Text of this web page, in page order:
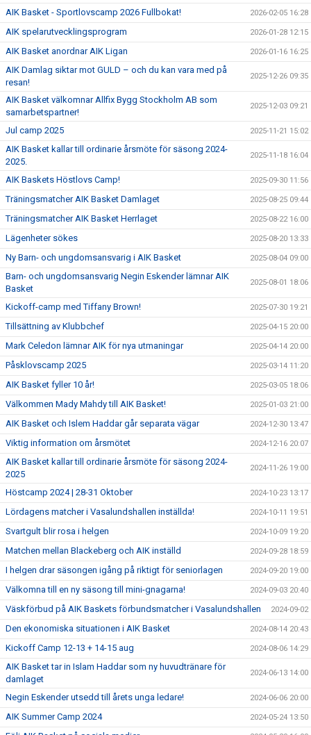
AIK Basket - Sportlovscamp 2026 Fullbokat! 2026-02-05 16:28
AIK spelarutvecklingsprogram 2026-01-28 12:15
AIK Basket anordnar AIK Ligan 2026-01-16 16:25
AIK Damlag siktar mot GULD – och du kan vara med på
resan!
2025-12-26 09:35
AIK Basket välkomnar Allfix Bygg Stockholm AB som
samarbetspartner!
2025-12-03 09:21
Jul camp 2025 2025-11-21 15:02
AIK Basket kallar till ordinarie årsmöte för säsong 2024-
2025.
2025-11-18 16:04
AIK Baskets Höstlovs Camp! 2025-09-30 11:56
Träningsmatcher AIK Basket Damlaget 2025-08-25 09:44
Träningsmatcher AIK Basket Herrlaget 2025-08-22 16:00
Lägenheter sökes 2025-08-20 13:33
Ny Barn- och ungdomsansvarig i AIK Basket 2025-08-04 09:00
Barn- och ungdomsansvarig Negin Eskender lämnar AIK
Basket
2025-08-01 18:06
Kickoff-camp med Tiffany Brown! 2025-07-30 19:21
Tillsättning av Klubbchef 2025-04-15 20:00
Mark Celedon lämnar AIK för nya utmaningar 2025-04-14 20:00
Påsklovscamp 2025 2025-03-14 11:20
AIK Basket fyller 10 år! 2025-03-05 18:06
Välkommen Mady Mahdy till AIK Basket! 2025-01-03 21:00
AIK Basket och Islem Haddar går separata vägar 2024-12-30 13:47
Viktig information om årsmötet 2024-12-16 20:07
AIK Basket kallar till ordinarie årsmöte för säsong 2024-
2025
2024-11-26 19:00
Höstcamp 2024 | 28-31 Oktober 2024-10-23 13:17
Lördagens matcher i Vasalundshallen inställda! 2024-10-11 19:51
Svartgult blir rosa i helgen 2024-10-09 19:20
Matchen mellan Blackeberg och AIK inställd 2024-09-28 18:59
I helgen drar säsongen igång på riktigt för seniorlagen 2024-09-20 19:00
Välkomna till en ny säsong till mini-gnagarna! 2024-09-03 20:40
Väskförbud på AIK Baskets förbundsmatcher i Vasalundshallen 2024-09-02
Den ekonomiska situationen i AIK Basket 2024-08-14 20:43
Kickoff Camp 12-13 + 14-15 aug 2024-08-06 14:29
AIK Basket tar in Islam Haddar som ny huvudtränare för
damlaget
2024-06-13 14:00
Negin Eskender utsedd till årets unga ledare! 2024-06-06 20:00
AIK Summer Camp 2024 2024-05-24 13:50